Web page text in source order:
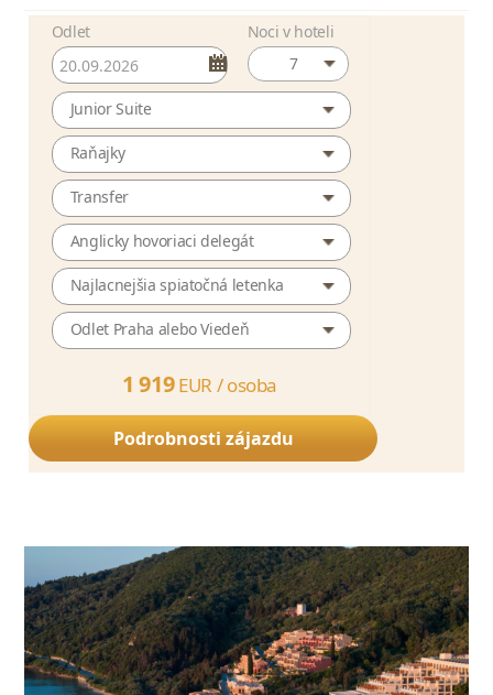
Odlet
Noci v hoteli
7
Junior Suite
Raňajky
Transfer
Anglicky hovoriaci delegát
Najlacnejšia spiatočná letenka
Odlet Praha alebo Viedeň
1 919 EUR /osoba
Podrobnosti zájazdu